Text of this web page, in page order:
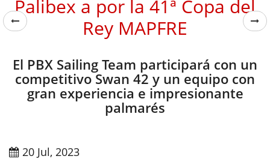
Palibex a por la 41ª Copa del
Rey MAPFRE
El PBX Sailing Team participará con un
competitivo Swan 42 y un equipo con
gran experiencia e impresionante
palmarés
20 Jul, 2023